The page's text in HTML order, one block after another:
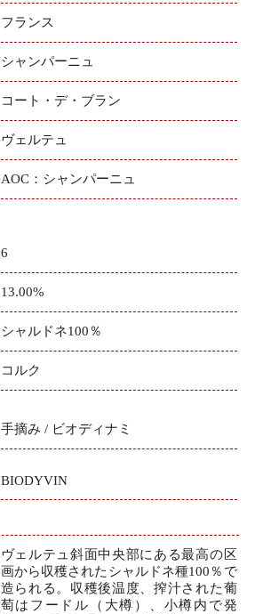
フランス
シャンパーニュ
コート・デ・ブラン
ヴェルテュ
AOC：シャンパーニュ
6
13.00%
シャルドネ100％
コルク
手摘み / ビオディナミ
BIODYVIN
ヴェルテュ斜面中央部にある最高の区
画から収穫されたシャルドネ種100％で
造られる。収穫後温度、搾汁された葡
萄はフードル（大樽）、小樽内で発